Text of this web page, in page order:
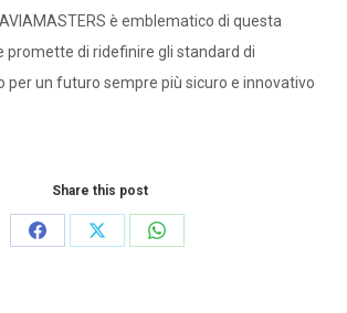
è emblematico di questa
promette di ridefinire gli standard di
per un futuro sempre più sicuro e innovativo
Share this post
Share
Share
Share